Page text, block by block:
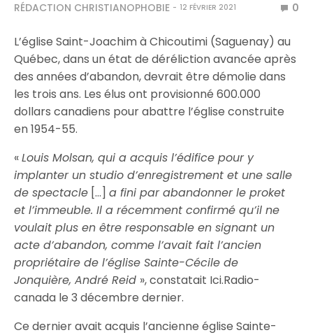
RÉDACTION CHRISTIANOPHOBIE 12 FÉVRIER 2021 0
L’église Saint-Joachim à Chicoutimi (Saguenay) au
Québec, dans un état de déréliction avancée après
des années d’abandon, devrait être démolie dans
les trois ans. Les élus ont provisionné 600.000
dollars canadiens pour abattre l’église construite
en 1954-55.
«Louis Molsan, qui a acquis l’édifice pour y
implanter un studio d’enregistrement et une salle
de spectacle […]a fini par abandonner le proket
et l’immeuble. Il a récemment confirmé qu’il ne
voulait plus en être responsable en signant un
acte d’abandon, comme l’avait fait l’ancien
propriétaire de l’église Sainte-Cécile de
Jonquière, André Reid », constatait Ici.Radio-
canada le 3 décembre dernier.
Ce dernier avait acquis l’ancienne église Sainte-